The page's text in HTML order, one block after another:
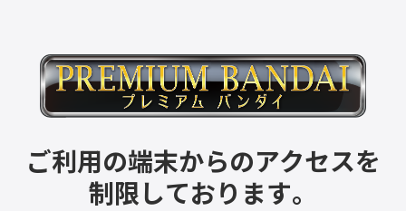
ご利用の端末からのアクセスを
制限しております。